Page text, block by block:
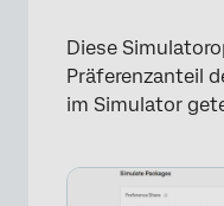
Diese
Präferenzanteil
im Simulator